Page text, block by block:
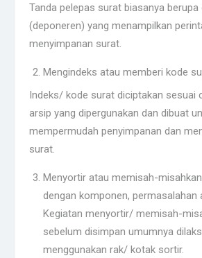
Tanda pelepas surat biasanya berupa
(deponeren) yang menampilkan
menyimpanan surat.
Mengindeks atau memberi kode
Indeks/ kode surat diciptakan sesuai
arsip yang dipergunakan dan dibuat
mempermudah penyimpanan dan
surat.
Menyortir atau memisah-
dengan komponen, permasalahan
Kegiatan menyortir/ memisah-
sebelum disimpan umumnya
menggunakan rak/ kotak sortir.